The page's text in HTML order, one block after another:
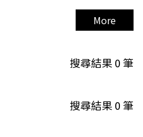
More
搜尋結果0筆
搜尋結果0筆